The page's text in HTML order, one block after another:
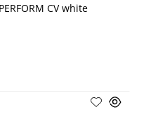
CV white